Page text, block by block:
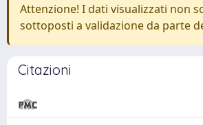
Attenzione! I dati visualizzati non
sottoposti a validazione da parte
Citazioni